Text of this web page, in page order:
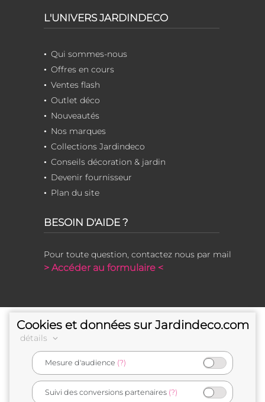
L'UNIVERS JARDINDECO
Qui sommes-nous
Offres en cours
Ventes flash
Outlet déco
Nouveautés
Nos marques
Collections Jardindeco
Conseils décoration & jardin
Devenir fournisseur
Plan du site
BESOIN D'AIDE ?
Pour toute question, contactez nous par mail
> Accéder au formulaire <
e-commerçant français
Cookies et données sur Jardindeco.com
détails
Mesure d'audience (?)
Suivi des conversions partenaires (?)